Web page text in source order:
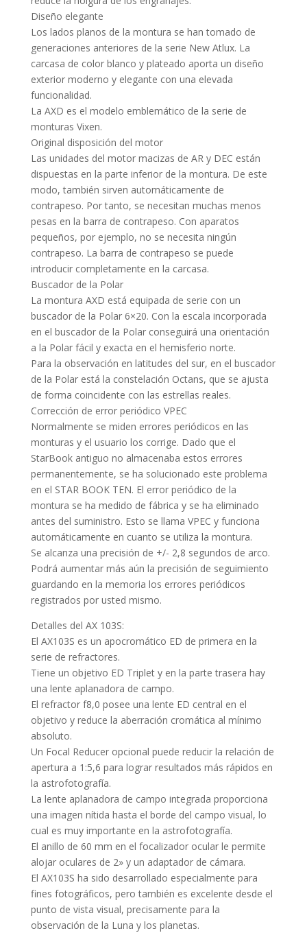
Diseño elegante
Los lados planos de la montura se han tomado de
generaciones anteriores de la serie New Atlux. La
carcasa de color blanco y plateado aporta un diseño
exterior moderno y elegante con una elevada
funcionalidad.
La AXD es el modelo emblemático de la serie de
monturas Vixen.
Original disposición del motor
Las unidades del motor macizas de AR y DEC están
dispuestas en la parte inferior de la montura. De este
modo, también sirven automáticamente de
contrapeso. Por tanto, se necesitan muchas menos
pesas en la barra de contrapeso. Con aparatos
pequeños, por ejemplo, no se necesita ningún
contrapeso. La barra de contrapeso se puede
introducir completamente en la carcasa.
Buscador de la Polar
La montura AXD está equipada de serie con un
buscador de la Polar 6×20. Con la escala incorporada
en el buscador de la Polar conseguirá una orientación
a la Polar fácil y exacta en el hemisferio norte.
Para la observación en latitudes del sur, en el buscador
de la Polar está la constelación Octans, que se ajusta
de forma coincidente con las estrellas reales.
Corrección de error periódico VPEC
Normalmente se miden errores periódicos en las
monturas y el usuario los corrige. Dado que el
StarBook antiguo no almacenaba estos errores
permanentemente, se ha solucionado este problema
en el STAR BOOK TEN. El error periódico de la
montura se ha medido de fábrica y se ha eliminado
antes del suministro. Esto se llama VPEC y funciona
automáticamente en cuanto se utiliza la montura.
Se alcanza una precisión de +/- 2,8 segundos de arco.
Podrá aumentar más aún la precisión de seguimiento
guardando en la memoria los errores periódicos
registrados por usted mismo.
Detalles del AX 103S:
El AX103S es un apocromático ED de primera en la
serie de refractores.
Tiene un objetivo ED Triplet y en la parte trasera hay
una lente aplanadora de campo.
El refractor f8,0 posee una lente ED central en el
objetivo y reduce la aberración cromática al mínimo
absoluto.
Un Focal Reducer opcional puede reducir la relación de
apertura a 1:5,6 para lograr resultados más rápidos en
la astrofotografía.
La lente aplanadora de campo integrada proporciona
una imagen nítida hasta el borde del campo visual, lo
cual es muy importante en la astrofotografía.
El anillo de 60 mm en el focalizador ocular le permite
alojar oculares de 2» y un adaptador de cámara.
El AX103S ha sido desarrollado especialmente para
fines fotográficos, pero también es excelente desde el
punto de vista visual, precisamente para la
observación de la Luna y los planetas.